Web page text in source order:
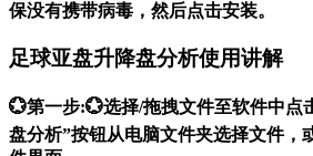
保没有携带病毒，然后点击安装。
足球亚盘升降盘分析使用讲解
💮第一步:💮选择/拖拽文件至软件中
盘分析”按钮从电脑文件夹选择文件，